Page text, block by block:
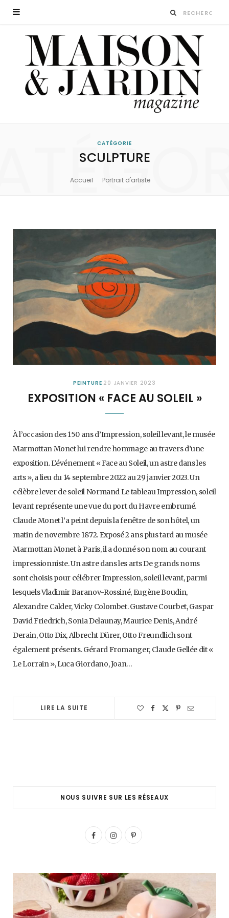
CATÉGORIE
SCULPTURE
Accueil Portrait d'artiste
PEINTURE 20 JANVIER 2023
EXPOSITION « FACE AU SOLEIL »
À l’occasion des 150 ans d’Impression, soleil levant, le musée
Marmottan Monet lui rendre hommage au travers d’une
exposition. L’événement « Face au Soleil, un astre dans les
arts », a lieu du 14 septembre 2022 au 29 janvier 2023. Un
célèbre lever de soleil Normand Le tableau Impression, soleil
levant représente une vue du port du Havre embrumé.
Claude Monet l’a peint depuis la fenêtre de son hôtel, un
matin de novembre 1872. Exposé 2 ans plus tard au musée
Marmottan Monet à Paris, il a donné son nom au courant
impressionniste. Un astre dans les arts De grands noms
sont choisis pour célébrer Impression, soleil levant, parmi
lesquels Vladimir Baranov-Rossiné, Eugène Boudin,
Alexandre Calder, Vicky Colombet. Gustave Courbet, Gaspar
David Friedrich, Sonia Delaunay, Maurice Denis, André
Derain, Otto Dix, Albrecht Dürer, Otto Freundlich sont
également présents. Gérard Fromanger, Claude Gellée dit «
Le Lorrain », Luca Giordano, Joan…
LIRE LA SUITE
NOUS SUIVRE SUR LES RÉSEAUX
F
e
b
I
t
a
P
t